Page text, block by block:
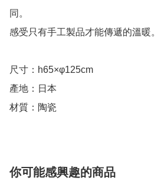
同。
感受只有手工製品才能傳遞的溫暖。
尺寸：h65×φ125cm
產地：日本
你可能感興趣的商品